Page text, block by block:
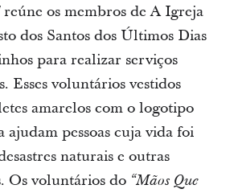
reúne os membros de A Igreja
dos Santos dos Últimos Dias
para realizar serviços
Esses voluntários vestidos
amarelos com o logotipo
ajudam pessoas cuja vida foi
naturais e outras
Os voluntários do “Mãos Que